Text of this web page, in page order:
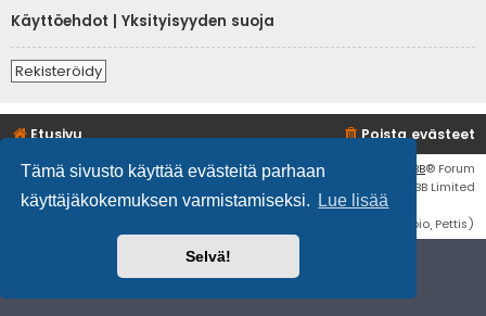
Tämä sivusto käyttää evästeitä parhaan
käyttäjäkokemuksen varmistamiseksi.
Lue lisää
Selvä!
Käyttöehdot
Yksityisyyden suoja
Rekisteröidy
Etusivu Poista evästeet
Flat Style byIan Bradley• Keskustelufoorumin ohjelmisto phpBB® Forum
Software © phpBB Limited
Käännös: phpBB Suomi (lurttinen, harritapio, Pettis)